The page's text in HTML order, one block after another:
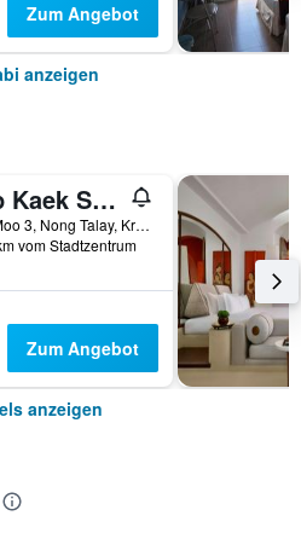
Zum Angebot
anzeigen
Tup Kaek Sunset Beach Resort
109 Moo 3, Nong Talay, Krabi, Thailand
vom Stadtzentrum
Zum Angebot
anzeigen